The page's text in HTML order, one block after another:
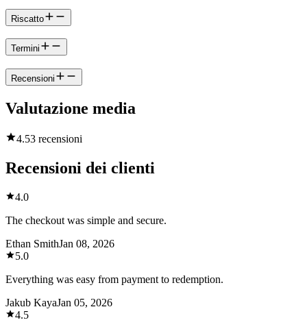
Riscatto
Termini
Recensioni
Valutazione media
4.53 recensioni
Recensioni dei clienti
4.0
The checkout was simple and secure.
Ethan SmithJan 08, 2026
5.0
Everything was easy from payment to redemption.
Jakub KayaJan 05, 2026
4.5